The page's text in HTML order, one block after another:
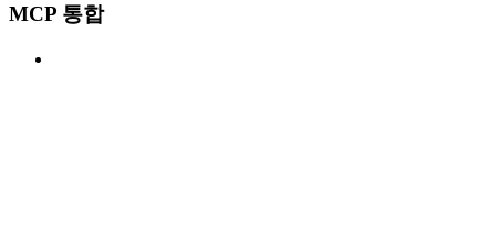
MCP 통합